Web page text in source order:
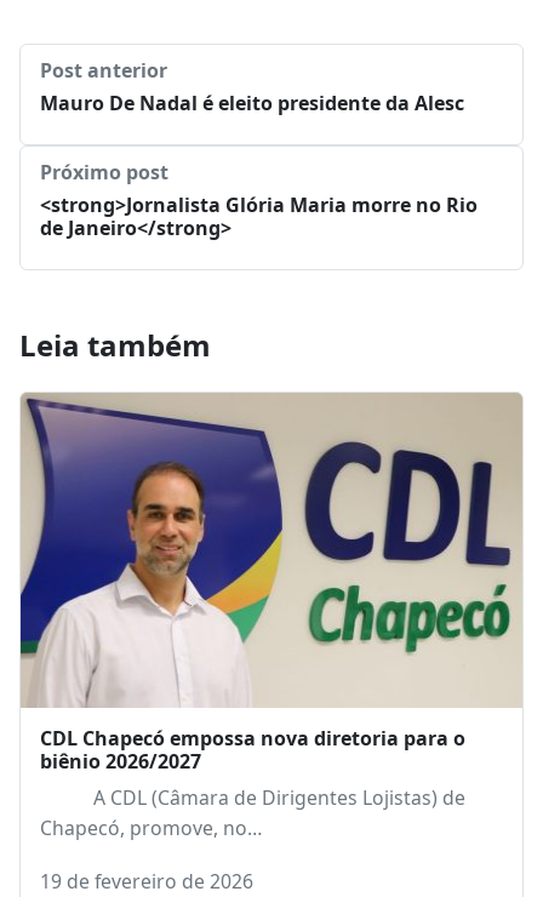
Post anterior
Mauro De Nadal é eleito presidente da Alesc
Próximo post
<strong>Jornalista Glória Maria morre no Rio
de Janeiro</strong>
Leia também
CDL Chapecó empossa nova diretoria para o
biênio 2026/2027
A CDL (Câmara de Dirigentes Lojistas) de
Chapecó, promove, no…
19 de fevereiro de 2026